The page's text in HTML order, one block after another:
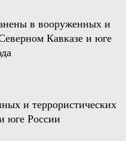
в вооруженных и
Кавказе и юге
и террористических
юге России